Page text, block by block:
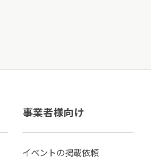
事業者様向け
イベントの掲載依頼